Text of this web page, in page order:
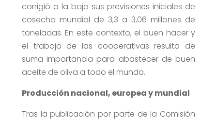
corrigió a la baja sus previsiones iniciales de
cosecha mundial de 3,3 a 3,06 millones de
toneladas. En este contexto, el buen hacer y
el trabajo de las cooperativas resulta de
suma importancia para abastecer de buen
aceite de oliva a todo el mundo.
Producción nacional, europea y mundial
Tras la publicación por parte de la Comisión